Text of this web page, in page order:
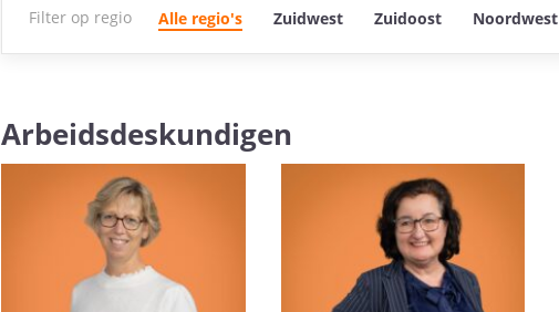
Filter op regio Alle regio's Zuidwest Zuidoost Noordwest
Arbeidsdeskundigen